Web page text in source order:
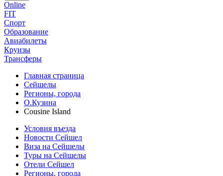
Online
FIT
Спорт
Образование
Авиабилеты
Круизы
Трансферы
Главная страница
Сейшелы
Регионы, города
О.Кузина
Cousine Island
Условия въезда
Новости Сейшел
Виза на Сейшелы
Туры на Сейшелы
Отели Сейшел
Регионы, города